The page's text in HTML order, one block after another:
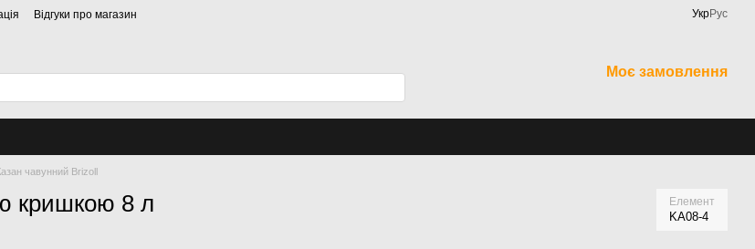
Відгуки про магазин УкрРус
Моє замовлення
чавунний Brizoll
кришкою 8 л Елемент
KA08-4